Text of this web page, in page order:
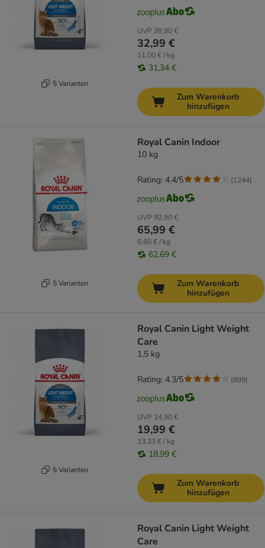
5 Varianten
UVP 39,90 €
32,99 €
11,00 € / kg
31,34 €
Zum Warenkorb
hinzufügen
5 Varianten
Royal Canin Indoor
10 kg
UVP 92,90 €
65,99 €
6,60 € / kg
62,69 €
Rating: 4.4/5 (1244)
Zum Warenkorb
hinzufügen
5 Varianten
Royal Canin Light Weight
Care
1,5 kg
UVP 24,90 €
19,99 €
13,33 € / kg
18,99 €
Rating: 4.3/5 (899)
Zum Warenkorb
hinzufügen
Royal Canin Light Weight
Care